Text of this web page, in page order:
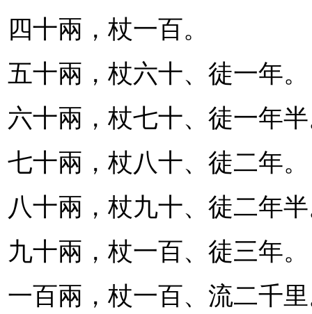
四十兩，杖一百。
五十兩，杖六十、徒一年。
六十兩，杖七十、徒一年
七十兩，杖八十、徒二年。
八十兩，杖九十、徒二年
九十兩，杖一百、徒三年。
一百兩，杖一百、流二千